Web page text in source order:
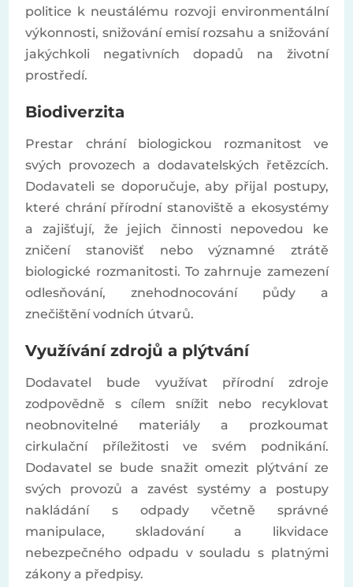
politice k neustálému rozvoji environmentální
výkonnosti, snižování emisí rozsahu a snižování
jakýchkoli negativních dopadů na životní
prostředí.
Biodiverzita
Prestar chrání biologickou rozmanitost ve
svých provozech a dodavatelských řetězcích.
Dodavateli se doporučuje, aby přijal postupy,
které chrání přírodní stanoviště a ekosystémy
a zajišťují, že jejich činnosti nepovedou ke
zničení stanovišť nebo významné ztrátě
biologické rozmanitosti. To zahrnuje zamezení
odlesňování, znehodnocování půdy a
znečištění vodních útvarů.
Využívání zdrojů a plýtvání
Dodavatel bude využívat přírodní zdroje
zodpovědně s cílem snížit nebo recyklovat
neobnovitelné materiály a prozkoumat
cirkulační příležitosti ve svém podnikání.
Dodavatel se bude snažit omezit plýtvání ze
svých provozů a zavést systémy a postupy
nakládání s odpady včetně správné
manipulace, skladování a likvidace
nebezpečného odpadu v souladu s platnými
zákony a předpisy.